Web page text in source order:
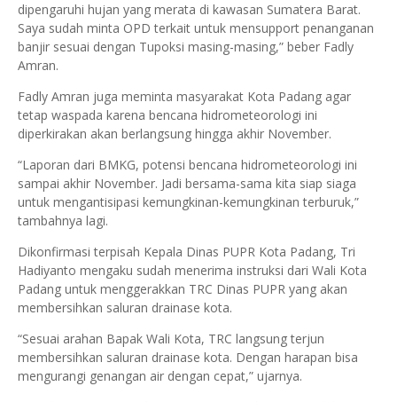
dipengaruhi hujan yang merata di kawasan Sumatera Barat.
Saya sudah minta OPD terkait untuk mensupport penanganan
banjir sesuai dengan Tupoksi masing-masing,” beber Fadly
Amran.
Fadly Amran juga meminta masyarakat Kota Padang agar
tetap waspada karena bencana hidrometeorologi ini
diperkirakan akan berlangsung hingga akhir November.
“Laporan dari BMKG, potensi bencana hidrometeorologi ini
sampai akhir November. Jadi bersama-sama kita siap siaga
untuk mengantisipasi kemungkinan-kemungkinan terburuk,”
tambahnya lagi.
Dikonfirmasi terpisah Kepala Dinas PUPR Kota Padang, Tri
Hadiyanto mengaku sudah menerima instruksi dari Wali Kota
Padang untuk menggerakkan TRC Dinas PUPR yang akan
membersihkan saluran drainase kota.
“Sesuai arahan Bapak Wali Kota, TRC langsung terjun
membersihkan saluran drainase kota. Dengan harapan bisa
mengurangi genangan air dengan cepat,” ujarnya.